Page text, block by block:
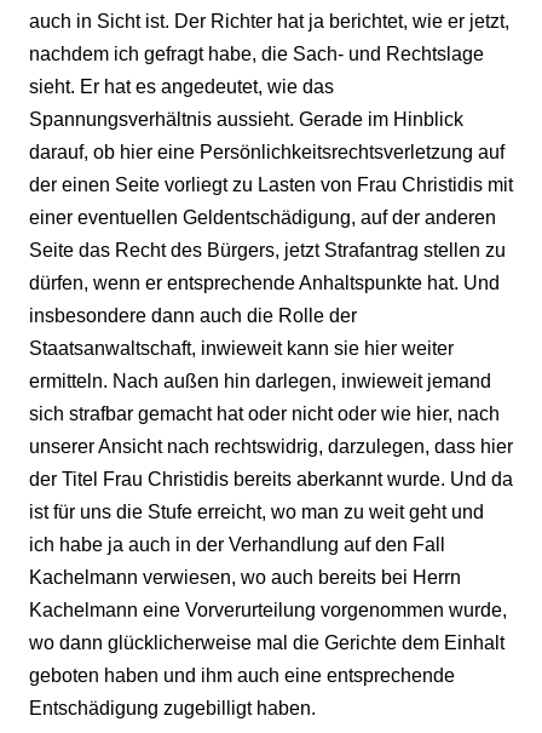
auch in Sicht ist. Der Richter hat ja berichtet, wie er jetzt,
nachdem ich gefragt habe, die Sach- und Rechtslage
sieht. Er hat es angedeutet, wie das
Spannungsverhältnis aussieht. Gerade im Hinblick
darauf, ob hier eine Persönlichkeitsrechtsverletzung auf
der einen Seite vorliegt zu Lasten von Frau Christidis mit
einer eventuellen Geldentschädigung, auf der anderen
Seite das Recht des Bürgers, jetzt Strafantrag stellen zu
dürfen, wenn er entsprechende Anhaltspunkte hat. Und
insbesondere dann auch die Rolle der
Staatsanwaltschaft, inwieweit kann sie hier weiter
ermitteln. Nach außen hin darlegen, inwieweit jemand
sich strafbar gemacht hat oder nicht oder wie hier, nach
unserer Ansicht nach rechtswidrig, darzulegen, dass hier
der Titel Frau Christidis bereits aberkannt wurde. Und da
ist für uns die Stufe erreicht, wo man zu weit geht und
ich habe ja auch in der Verhandlung auf den Fall
Kachelmann verwiesen, wo auch bereits bei Herrn
Kachelmann eine Vorverurteilung vorgenommen wurde,
wo dann glücklicherweise mal die Gerichte dem Einhalt
geboten haben und ihm auch eine entsprechende
Entschädigung zugebilligt haben.